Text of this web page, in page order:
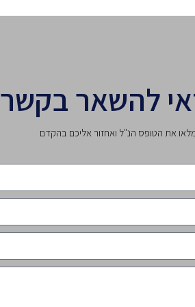
להשאר בקשר
את הטופס הנ"ל ואחזור אליכם בהקדם